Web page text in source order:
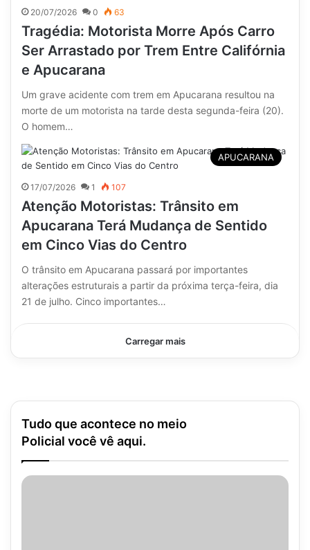
20/07/2026 0 63
Tragédia: Motorista Morre Após Carro
Ser Arrastado por Trem Entre Califórnia
e Apucarana
Um grave acidente com trem em Apucarana resultou na
morte de um motorista na tarde desta segunda-feira (20).
O homem…
APUCARANA
17/07/2026 1 107
Atenção Motoristas: Trânsito em
Apucarana Terá Mudança de Sentido
em Cinco Vias do Centro
O trânsito em Apucarana passará por importantes
alterações estruturais a partir da próxima terça-feira, dia
21 de julho. Cinco importantes…
Carregar mais
Tudo que acontece no meio
Policial você vê aqui.